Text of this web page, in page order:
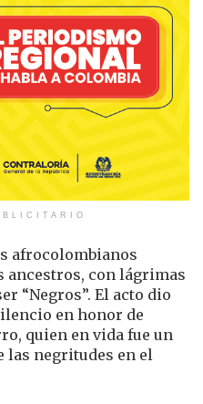
afrocolombianos
ancestros, con lágrimas
“Negros”. El acto dio
en honor de
quien en vida fue un
las negritudes en el